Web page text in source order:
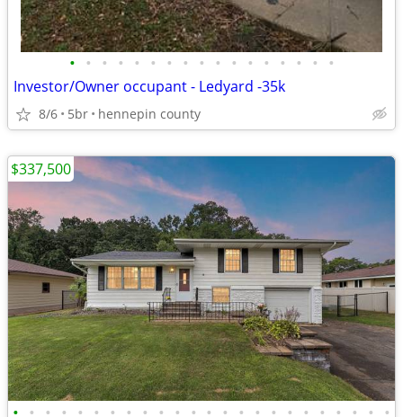
• • • • • • • • • • • • • • • • •
Investor/Owner occupant - Ledyard -35k
8/6 5br hennepin county
• • • • • • • • • • • • • • • • • • • • • • • •
$337,500